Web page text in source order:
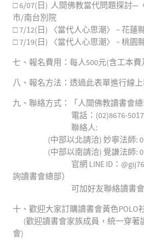
□ 6/07(日) 人間佛教當代問題探討─
市/南台別院
□ 7/12(日) 〈當代人心思潮〉 ~ 花蓮
□ 7/19(日) 〈當代人心思潮〉 ~ 桃園
七、報名費用：每人500元(含工本費
八、報名方法：透過此表單進行線
九、聯絡方式：「人間佛教讀書會總
電話：(02)8676-
聯絡人:
(中部以北請洽) 妙寧法師:
(中部以南請洽) 覺謙法師:
官網 LINE ID：
詢讀書會總部）
可加好友聯絡讀書
十、歡迎大家訂購讀書會黃色POLO
(歡迎讀書會家族成員，統一穿著
會)